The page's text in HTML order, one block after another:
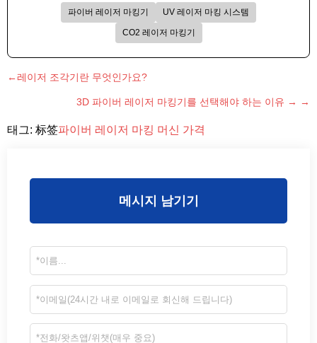
파이버 레이저 마킹기 UV 레이저 마킹 시스템
CO2 레이저 마킹기
←레이저 조각기란 무엇인가요?
3D 파이버 레이저 마킹기를 선택해야 하는 이유 → →
태그: 标签파이버 레이저 마킹 머신 가격
메시지 남기기